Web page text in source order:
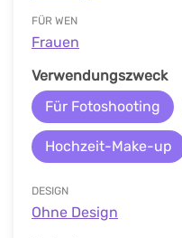
FÜR WEN
Frauen
Verwendungszweck
Für Fotoshooting
Hochzeit-Make-up
DESIGN
Ohne Design